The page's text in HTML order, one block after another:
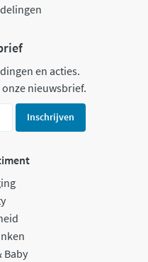
en acties.
nieuwsbrief.
Inschrijven
Baby